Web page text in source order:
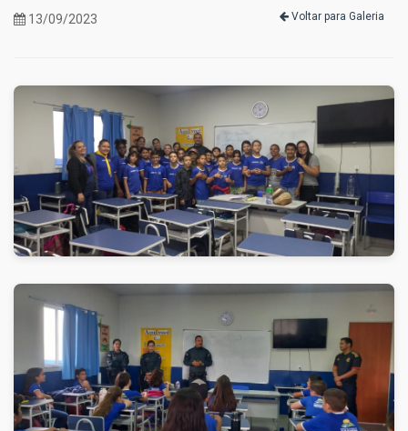
13/09/2023 Voltar para Galeria